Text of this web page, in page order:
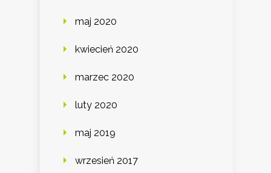
maj 2020
kwiecień 2020
marzec 2020
luty 2020
maj 2019
wrzesień 2017